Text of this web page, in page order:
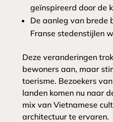
geïnspireerd door de
De aanleg van brede
Franse stedenstijlen
Deze veranderingen
bewoners aan, maar
toerisme. Bezoekers
landen komen nu naar
mix van Vietnamese
architectuur te ervaren.